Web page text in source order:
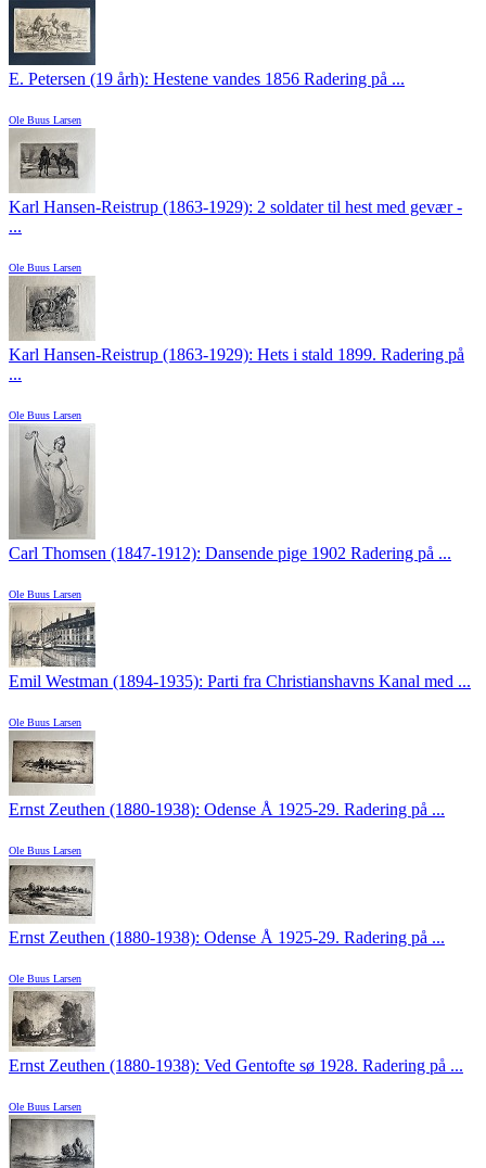
E. Petersen (19 årh): Hestene vandes 1856 Radering på ...
Ole Buus Larsen
Karl Hansen-Reistrup (1863-1929): 2 soldater til hest med gevær -
...
Ole Buus Larsen
Karl Hansen-Reistrup (1863-1929): Hets i stald 1899. Radering på
...
Ole Buus Larsen
Carl Thomsen (1847-1912): Dansende pige 1902 Radering på ...
Ole Buus Larsen
Emil Westman (1894-1935): Parti fra Christianshavns Kanal med ...
Ole Buus Larsen
Ernst Zeuthen (1880-1938): Odense Å 1925-29. Radering på ...
Ole Buus Larsen
Ernst Zeuthen (1880-1938): Odense Å 1925-29. Radering på ...
Ole Buus Larsen
Ernst Zeuthen (1880-1938): Ved Gentofte sø 1928. Radering på ...
Ole Buus Larsen